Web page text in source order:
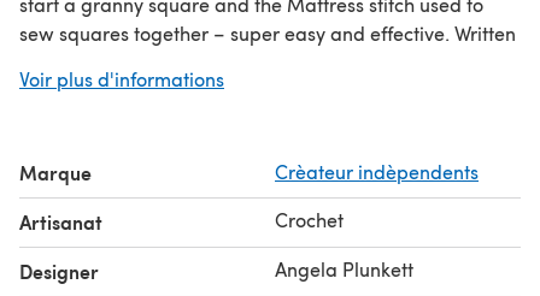
sew squares together – super easy and effective. Written
Women’s S, M, L, XL, 2XL, 3XL adjustable
Bulky #5 ~ 1 main color yarn and 3 other colors of yarn
1 skein (~ 132 yds) each of Silver, Teal, Mauve or your
chosen three colors. (S, M, L, XL, 2XL, 3XL): Natural yarn
color 2,2,3,3,4,5 skeins
Voir plus d'informations
Marque Crèateur indèpendents
Artisanat Crochet
Designer Angela Plunkett